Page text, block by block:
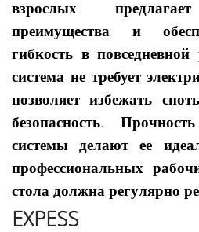
взрослых
преимущества и
гибкость в
система не требует
позволяет избежать
безопасность.
системы делают ее
профессиональных
стола должна регулярно
EXPESS